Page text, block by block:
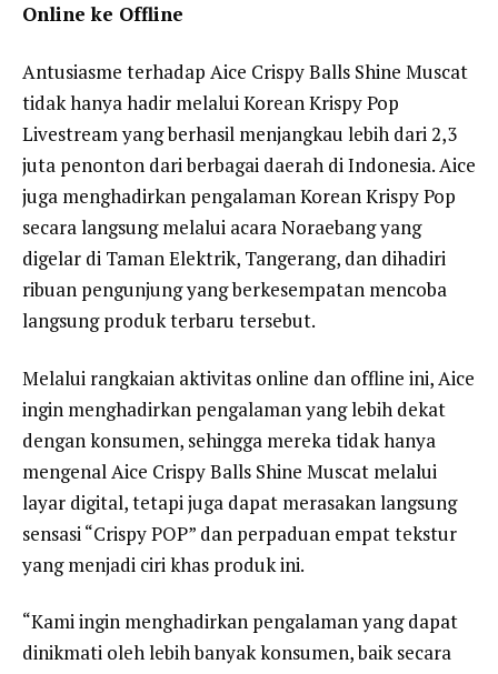
Online ke Offline
Antusiasme terhadap Aice Crispy Balls Shine Muscat
tidak hanya hadir melalui Korean Krispy Pop
Livestream yang berhasil menjangkau lebih dari 2,3
juta penonton dari berbagai daerah di Indonesia. Aice
juga menghadirkan pengalaman Korean Krispy Pop
secara langsung melalui acara Noraebang yang
digelar di Taman Elektrik, Tangerang, dan dihadiri
ribuan pengunjung yang berkesempatan mencoba
langsung produk terbaru tersebut.
Melalui rangkaian aktivitas online dan offline ini, Aice
ingin menghadirkan pengalaman yang lebih dekat
dengan konsumen, sehingga mereka tidak hanya
mengenal Aice Crispy Balls Shine Muscat melalui
layar digital, tetapi juga dapat merasakan langsung
sensasi “Crispy POP” dan perpaduan empat tekstur
yang menjadi ciri khas produk ini.
“Kami ingin menghadirkan pengalaman yang dapat
dinikmati oleh lebih banyak konsumen, baik secara